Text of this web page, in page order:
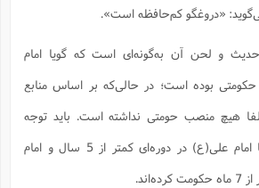
‌«دروغگو کم‌حافظه است».
حدیث و لحن آن به‌گونه‌ای است که گویا امام
بوده است؛ در حالی‌که بر اساس منابع
هیچ منصب حومتی نداشته است. باید توجه
داشت از میان ائمه تنها امام علی(ع) در دوره‌ای کمتر از 5 سال و امام